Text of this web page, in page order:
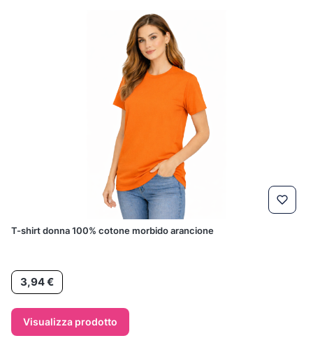
T-shirt donna 100% cotone morbido arancione
Prezzo
3,94 €
Visualizza prodotto